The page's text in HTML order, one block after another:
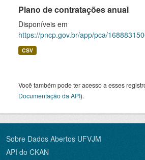
Plano de contratações anual
Disponíveis em
https://pncp.gov.br/app/pca/
CSV
Você também pode ter acesso a esses
Documentação da API).
Sobre Dados Abertos UFVJM
API do CKAN